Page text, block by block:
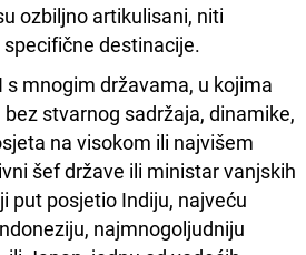
ozbiljno artikulisani, niti
destinacije.
s mnogim državama, u kojima
bez stvarnog sadržaja, dinamike,
na visokom ili najvišem
šef države ili ministar vanjskih
put posjetio Indiju, najveću
najmnogoljudniju